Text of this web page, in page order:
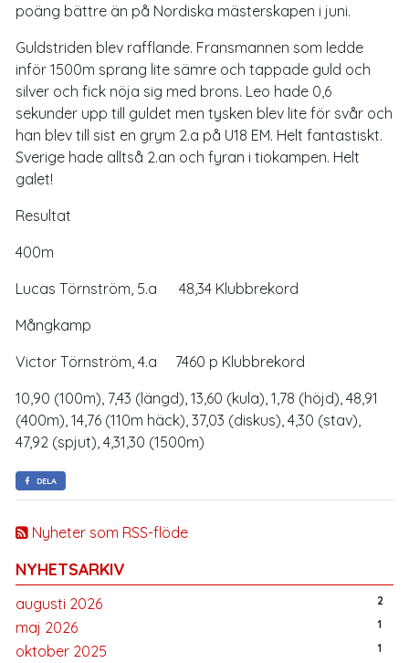
Nyheter som RSS-flöde
NYHETSARKIV
augusti 2026 2
maj 2026 1
oktober 2025 1
poäng bättre än på Nordiska mästerskapen i juni.
Guldstriden blev rafflande. Fransmannen som ledde
inför 1500m sprang lite sämre och tappade guld och
silver och fick nöja sig med brons. Leo hade 0,6
sekunder upp till guldet men tysken blev lite för svår och
han blev till sist en grym 2.a på U18 EM. Helt fantastiskt.
Sverige hade alltså 2.an och fyran i tiokampen. Helt
galet!
Resultat
400m
Lucas Törnström, 5.a 48,34 Klubbrekord
Mångkamp
Victor Törnström, 4.a 7460 p Klubbrekord
10,90 (100m), 7,43 (längd), 13,60 (kula), 1,78 (höjd), 48,91
(400m), 14,76 (110m häck), 37,03 (diskus), 4,30 (stav),
47,92 (spjut), 4,31,30 (1500m)
DELA